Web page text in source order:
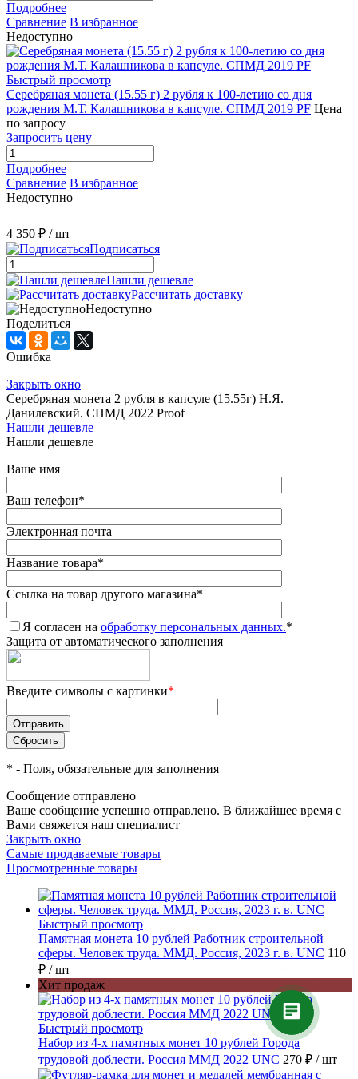
Подробнее
Сравнение В избранное
Недоступно
Быстрый просмотр
Серебряная монета (15.55 г) 2 рубля к 100-летию со дня
рождения М.Т. Калашникова в капсуле. СПМД 2019 PF Цена
по запросу
Запросить цену
Подробнее
Сравнение В избранное
Недоступно
4 350 ₽ / шт
Подписаться
Нашли дешевле
Рассчитать доставку
Недоступно
Поделиться
Ошибка
Закрыть окно
Серебряная монета 2 рубля в капсуле (15.55г) Н.Я.
Данилевский. СПМД 2022 Proof
Нашли дешевле
Нашли дешевле
Ваше имя
Ваш телефон*
Электронная почта
Название товара*
Ссылка на товар другого магазина*
Я согласен на обработку персональных данных.*
Защита от автоматического заполнения
Введите символы с картинки*
* - Поля, обязательные для заполнения
Сообщение отправлено
Ваше сообщение успешно отправлено. В ближайшее время с
Вами свяжется наш специалист
Закрыть окно
Самые продаваемые товары
Просмотренные товары
Быстрый просмотр
Памятная монета 10 рублей Работник строительной
сферы. Человек труда. ММД. Россия, 2023 г. в. UNC 110
₽ / шт
Хит продаж
Быстрый просмотр
Набор из 4-х памятных монет 10 рублей Города
трудовой доблести. Россия ММД 2022 UNC 270 ₽ / шт